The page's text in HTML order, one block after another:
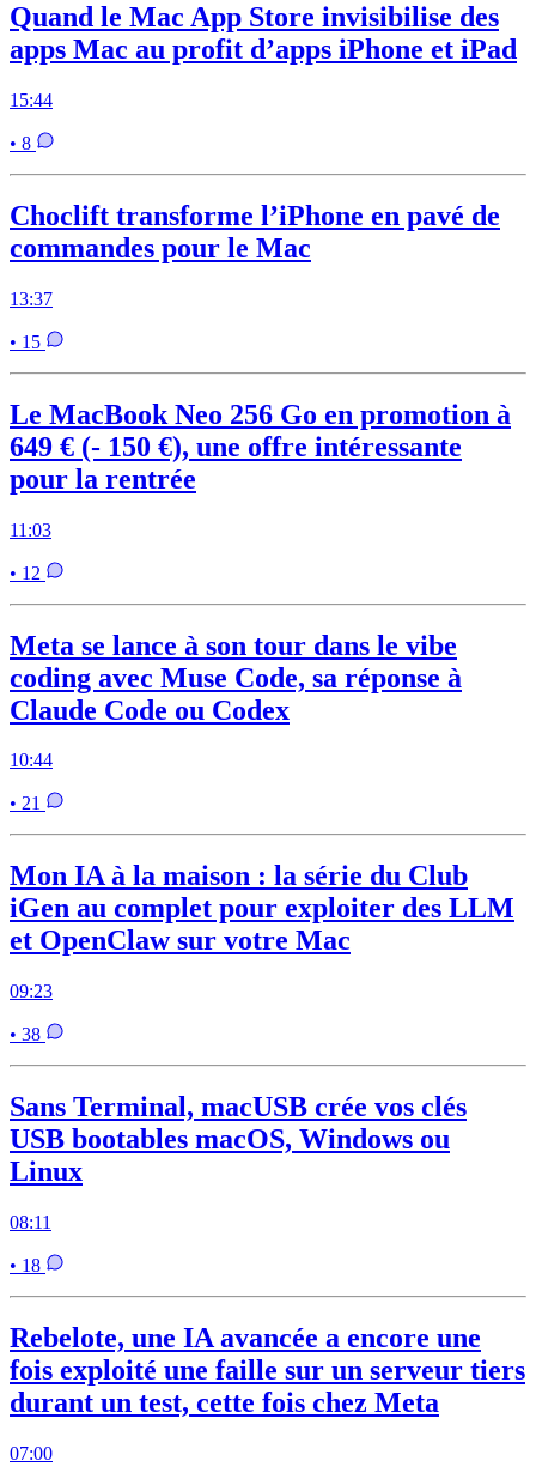
Quand le Mac App Store invisibilise des
apps Mac au profit d’apps iPhone et iPad
15:44
• 8
Choclift transforme l’iPhone en pavé de
commandes pour le Mac
13:37
• 15
Le MacBook Neo 256 Go en promotion à
649 € (- 150 €), une offre intéressante
pour la rentrée
11:03
• 12
Meta se lance à son tour dans le vibe
coding avec Muse Code, sa réponse à
Claude Code ou Codex
10:44
• 21
Mon IA à la maison : la série du Club
iGen au complet pour exploiter des LLM
et OpenClaw sur votre Mac
09:23
• 38
Sans Terminal, macUSB crée vos clés
USB bootables macOS, Windows ou
Linux
08:11
• 18
Rebelote, une IA avancée a encore une
fois exploité une faille sur un serveur tiers
durant un test, cette fois chez Meta
07:00